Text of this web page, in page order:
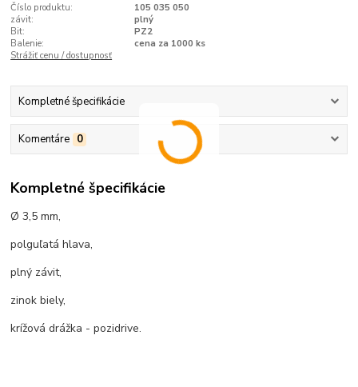
Číslo produktu:
105 035 050
závit:
plný
Bit:
PZ2
Balenie:
cena za 1000 ks
Strážiť cenu / dostupnosť
Kompletné špecifikácie
Komentáre 0
Kompletné špecifikácie
Ø 3,5 mm,
polguľatá hlava,
plný závit,
zinok biely,
krížová drážka - pozidrive.